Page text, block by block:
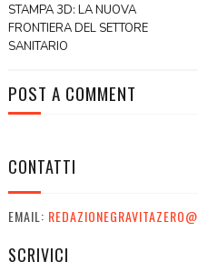
STAMPA 3D: LA NUOVA
FRONTIERA DEL SETTORE
SANITARIO
POST A COMMENT
CONTATTI
EMAIL:
SCRIVICI